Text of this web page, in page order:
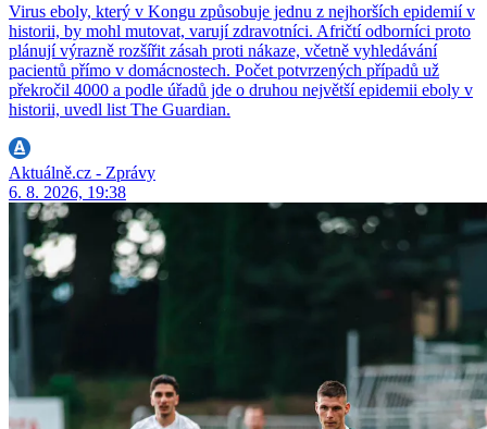
Virus eboly, který v Kongu způsobuje jednu z nejhorších epidemií v
historii, by mohl mutovat, varují zdravotníci. Afričtí odborníci proto
plánují výrazně rozšířit zásah proti nákaze, včetně vyhledávání
pacientů přímo v domácnostech. Počet potvrzených případů už
překročil 4000 a podle úřadů jde o druhou největší epidemii eboly v
historii, uvedl list The Guardian.
Aktuálně.cz - Zprávy
6. 8. 2026, 19:38